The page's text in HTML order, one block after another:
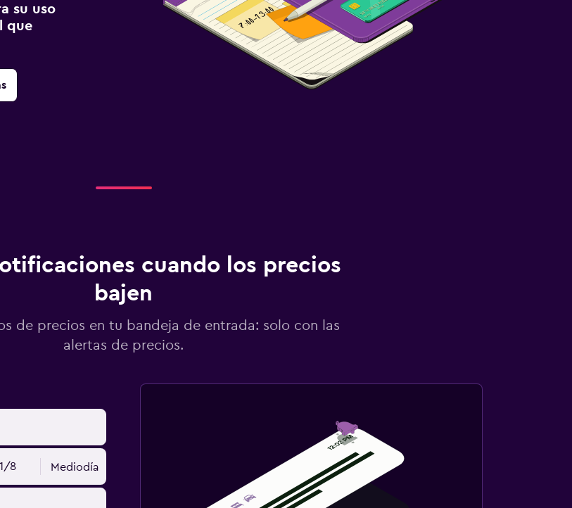
su uso
que
cuando los precios
bajen
de precios en tu bandeja de entrada: solo con las
alertas de precios.
8 Mediodía